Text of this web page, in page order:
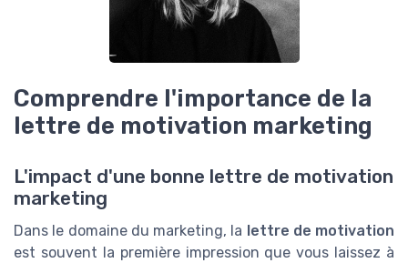
Comprendre l'importance de la
lettre de motivation marketing
L'impact d'une bonne lettre de motivation
marketing
Dans le domaine du marketing, la lettre de motivation
est souvent la première impression que vous laissez à